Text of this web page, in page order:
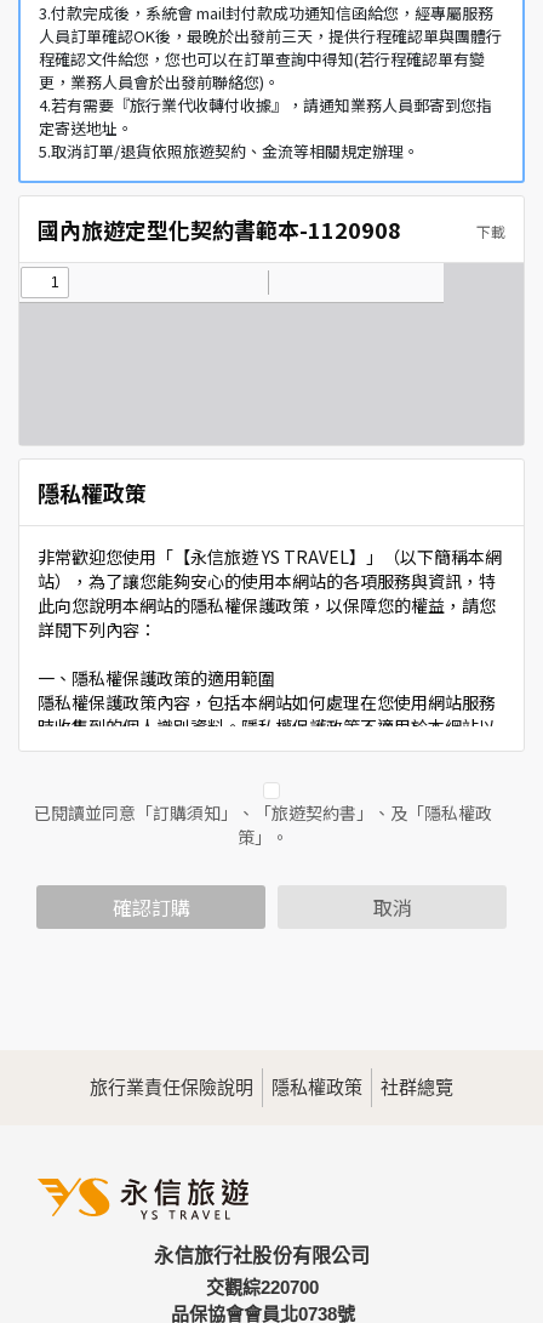
3.付款完成後，系統會 mail封付款成功通知信函給您，經專屬服務
人員訂單確認OK後，最晚於出發前三天，提供行程確認單與團體行
程確認文件給您，您也可以在訂單查詢中得知(若行程確認單有變
更，業務人員會於出發前聯絡您)。
4.若有需要『旅行業代收轉付收據』，請通知業務人員郵寄到您指
定寄送地址。
5.取消訂單/退貨依照旅遊契約、金流等相關規定辦理。
國內旅遊定型化契約書範本-1120908 下載
隱私權政策
非常歡迎您使用「【永信旅遊 YS TRAVEL】」（以下簡稱本網
站），為了讓您能夠安心的使用本網站的各項服務與資訊，特
此向您說明本網站的隱私權保護政策，以保障您的權益，請您
詳閱下列內容：
一、隱私權保護政策的適用範圍
隱私權保護政策內容，包括本網站如何處理在您使用網站服務
時收集到的個人識別資料。隱私權保護政策不適用於本網站以
外的相關連結網站，也不適用於非本網站所委託或參與管理的
二、個人資料的蒐集、處理及利用方式
當您造訪本網站或使用本網站所提供之功能服務時，我們將視
範圍內處理及利用您的個人資料；非經您書面同意，本網站不
會將個人資料用於其他用途。
為提供精確的服務，我們會將收集的問卷調查內容進行統計與
分析，分析結果之統計數據或說明文字呈現，除供內部研究
三、資料之保護
備及必要的安全防護措施，加以保護網站及您的個人資料採用
嚴格的保護措施，只由經過授權的人員才能接觸您的個人資
料，相關處理人員皆簽有保密合約，如有違反保密義務者，將
已閱讀並同意「訂購須知」、「旅遊契約書」、及「隱私權政
策」。
確認訂購 取消
旅行業責任保險說明 隱私權政策 社群總覽
永信旅行社股份有限公司
交觀綜220700
品保協會會員北0738號